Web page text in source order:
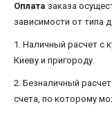
Оплата заказа
зависимости от типа
1. Наличный расчет с
Киеву и пригороду.
2. Безналичный
счета, по которому